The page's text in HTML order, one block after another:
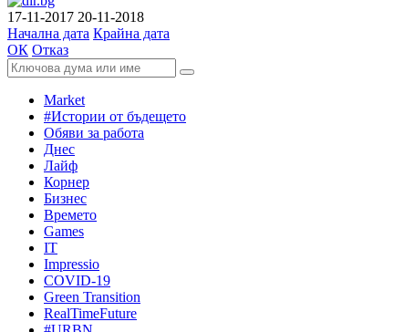
17-11-2017 20-11-2018
Начална дата Крайна дата
ОК Отказ
Market
#Истории от бъдещето
Обяви за работа
Днес
Лайф
Корнер
Бизнес
Времето
Games
IT
Impressio
COVID-19
Green Transition
RealTimeFuture